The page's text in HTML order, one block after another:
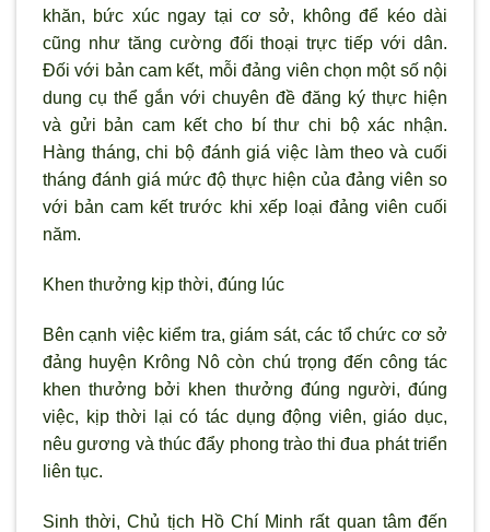
khăn, bức xúc ngay tại cơ sở, không để kéo dài
cũng như tăng cường đối thoại trực tiếp với dân.
Đối với bản cam kết, mỗi đảng viên chọn một số nội
dung cụ thể gắn với chuyên đề đăng ký thực hiện
và gửi bản cam kết cho bí thư chi bộ xác nhận.
Hàng tháng, chi bộ đánh giá việc làm theo và cuối
tháng đánh giá mức độ thực hiện của đảng viên so
với bản cam kết trước khi xếp loại đảng viên cuối
năm.
Khen thưởng kịp thời, đúng lúc
Bên cạnh việc kiểm tra, giám sát, các tổ chức cơ sở
đảng huyện Krông Nô còn chú trọng đến công tác
khen thưởng bởi khen thưởng đúng người, đúng
việc, kịp thời lại có tác dụng động viên, giáo dục,
nêu gương và thúc đẩy phong trào thi đua phát triển
liên tục.
Sinh thời, Chủ tịch Hồ Chí Minh rất quan tâm đến